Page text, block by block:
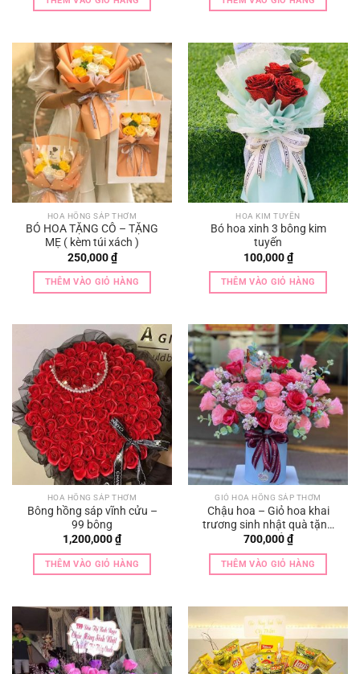
HOA HỒNG SÁP THƠM
BÓ HOA TẶNG CÔ – TẶNG
MẸ ( kèm túi xách )
250,000₫
THÊM VÀO GIỎ HÀNG
HOA KIM TUYẾN
Bó hoa xinh 3 bông kim
tuyến
100,000₫
THÊM VÀO GIỎ HÀNG
HOA HỒNG SÁP THƠM
Bông hồng sáp vĩnh cửu –
99 bông
1,200,000₫
THÊM VÀO GIỎ HÀNG
GIỎ HOA HỒNG SÁP THƠM
Chậu hoa – Giỏ hoa khai
trương sinh nhật quà tặng
sang chảnh
700,000₫
THÊM VÀO GIỎ HÀNG